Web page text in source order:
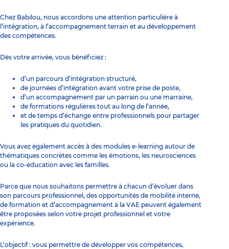
Chez Babilou, nous accordons une attention particulière à
l’intégration, à l’accompagnement terrain et au développement
des compétences.
Dès votre arrivée, vous bénéficiez :
d’un parcours d’intégration structuré,
de journées d’intégration avant votre prise de poste,
d’un accompagnement par un parrain ou une marraine,
de formations régulières tout au long de l’année,
et de temps d’échange entre professionnels pour partager
les pratiques du quotidien.
Vous avez également accès à des modules e-learning autour de
thématiques concrètes comme les émotions, les neurosciences
ou la co-éducation avec les familles.
Parce que nous souhaitons permettre à chacun d’évoluer dans
son parcours professionnel, des opportunités de mobilité interne,
de formation et d’accompagnement à la VAE peuvent également
être proposées selon votre projet professionnel et votre
expérience.
L’objectif : vous permettre de développer vos compétences,